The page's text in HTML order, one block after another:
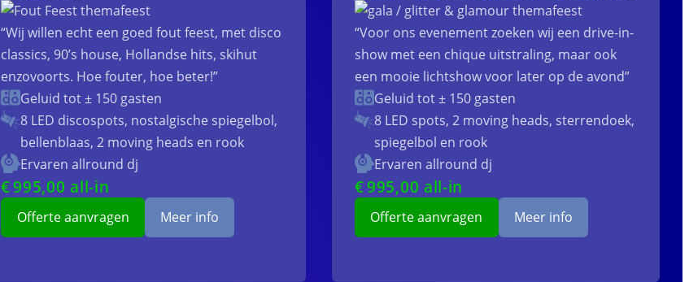
“Wij willen echt een goed fout feest, met disco
classics, 90’s house, Hollandse hits, skihut
enzovoorts. Hoe fouter, hoe beter!”
Geluid tot ± 150 gasten
8 LED discospots, nostalgische spiegelbol,
bellenblaas, 2 moving heads en rook
Ervaren allround dj
€995,00 all-in
Offerte aanvragen Meer info
“Voor ons evenement zoeken wij een drive-in-
show met een chique uitstraling, maar ook
een mooie lichtshow voor later op de avond”
Geluid tot ± 150 gasten
8 LED spots, 2 moving heads, sterrendoek,
spiegelbol en rook
Ervaren allround dj
€995,00 all-in
Offerte aanvragen Meer info